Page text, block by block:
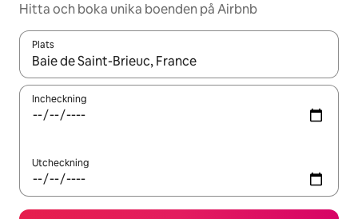
Hitta och boka unika boenden på Airbnb
Plats
När resultaten är tillgängliga kan du navigera med upp- och
Incheckning
Utcheckning